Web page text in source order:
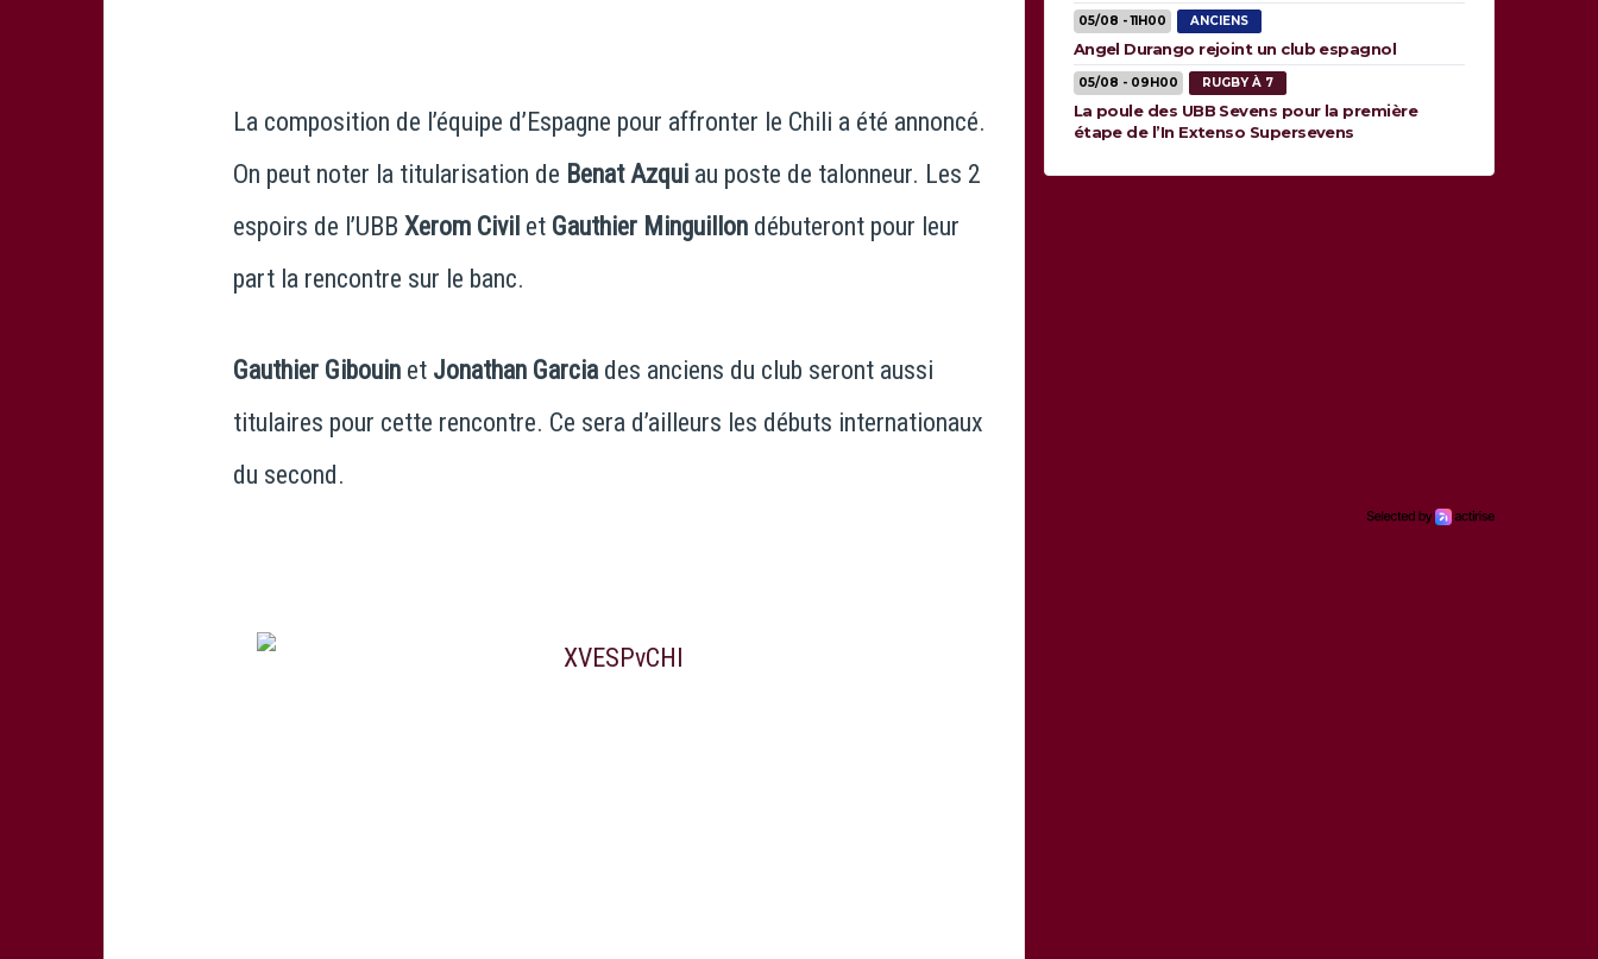
La composition de l’équipe d’Espagne pour affronter le Chili a été annoncé.
On peut noter la titularisation de Benat Azqui au poste de talonneur. Les 2
espoirs de l’UBB Xerom Civil et Gauthier Minguillon débuteront pour leur
part la rencontre sur le banc.
Gauthier Gibouin et Jonathan Garcia des anciens du club seront aussi
titulaires pour cette rencontre. Ce sera d’ailleurs les débuts internationaux
du second.
05/08 - 11H00 ANCIENS
Angel Durango rejoint un club espagnol
05/08 - 09H00 RUGBY À 7
La poule des UBB Sevens pour la première
étape de l’In Extenso Supersevens